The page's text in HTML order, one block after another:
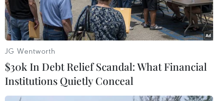
JG Wentworth
$30k In Debt Relief Scandal: What Financial
Institutions Quietly Conceal